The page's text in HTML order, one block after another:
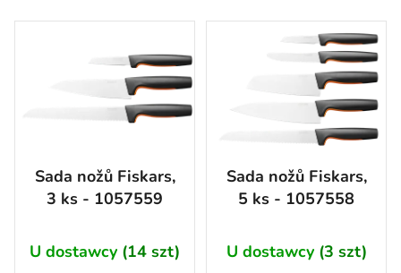
t
p
d
L
Sada nožů Fiskars,
3 ks - 1057559
U dostawcy (14 szt)
Sada nožů Fiskars,
5 ks - 1057558
U dostawcy (3 szt)